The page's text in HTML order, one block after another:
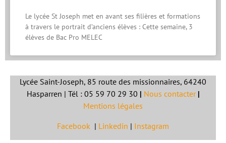
Le lycée St Joseph met en avant ses filières et formations
à travers le portrait d’anciens élèves : Cette semaine, 3
élèves de Bac Pro MELEC
Lycée Saint-Joseph, 85 route des missionnaires, 64240
Hasparren | Tél : 05 59 70 29 30 | Nous contacter|
Mentions légales
Facebook | Linkedin | Instagram